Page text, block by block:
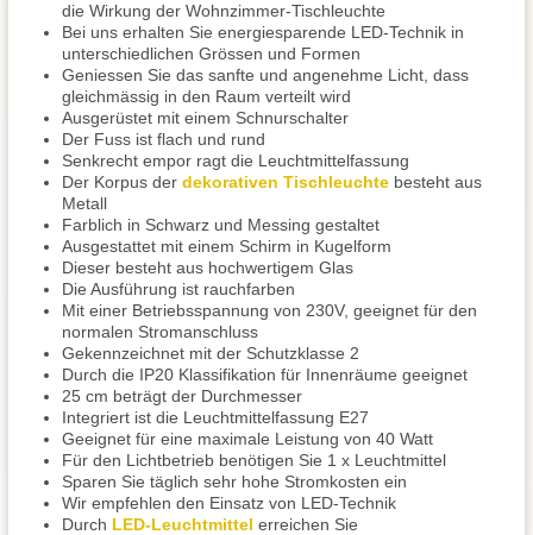
die Wirkung der Wohnzimmer-Tischleuchte
Bei uns erhalten Sie energiesparende LED-Technik in
unterschiedlichen Grössen und Formen
Geniessen Sie das sanfte und angenehme Licht, dass
gleichmässig in den Raum verteilt wird
Ausgerüstet mit einem Schnurschalter
Der Fuss ist flach und rund
Senkrecht empor ragt die Leuchtmittelfassung
Der Korpus der dekorativen Tischleuchte besteht aus
Metall
Farblich in Schwarz und Messing gestaltet
Ausgestattet mit einem Schirm in Kugelform
Dieser besteht aus hochwertigem Glas
Die Ausführung ist rauchfarben
Mit einer Betriebsspannung von 230V, geeignet für den
normalen Stromanschluss
Gekennzeichnet mit der Schutzklasse 2
Durch die IP20 Klassifikation für Innenräume geeignet
25 cm beträgt der Durchmesser
Integriert ist die Leuchtmittelfassung E27
Geeignet für eine maximale Leistung von 40 Watt
Für den Lichtbetrieb benötigen Sie 1 x Leuchtmittel
Sparen Sie täglich sehr hohe Stromkosten ein
Wir empfehlen den Einsatz von LED-Technik
Durch LED-Leuchtmittel erreichen Sie